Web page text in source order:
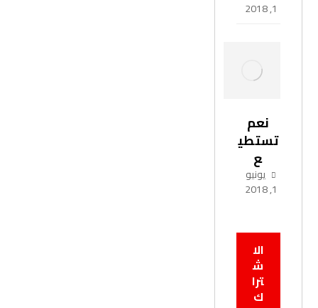
1, 2018
نعم
تستطي
ع
يونيو
1, 2018
الا
ش
ترا
ك